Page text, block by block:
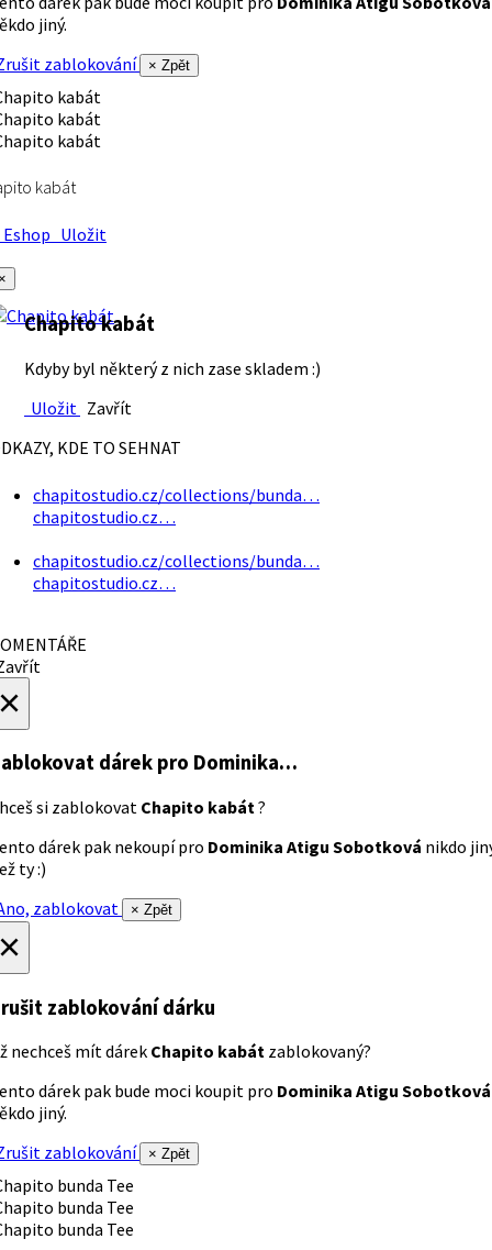
jiný.
zablokování
× Zpět
kabát
Uložit
Chapito kabát
Kdyby byl některý z nich zase skladem :)
Uložit Zavřít
KDE TO SEHNAT
chapitostudio.cz/collections/bunda…
chapitostudio.cz…
chapitostudio.cz/collections/bunda…
chapitostudio.cz…
dárek pro Dominika…
si zablokovat Chapito kabát ?
dárek pak nekoupí pro Dominika Atigu Sobotková nikdo
ty :)
zablokovat
× Zpět
zablokování dárku
nechceš mít dárek Chapito kabát zablokovaný?
dárek pak bude moci koupit pro Dominika Atigu Sobotková
jiný.
zablokování
× Zpět